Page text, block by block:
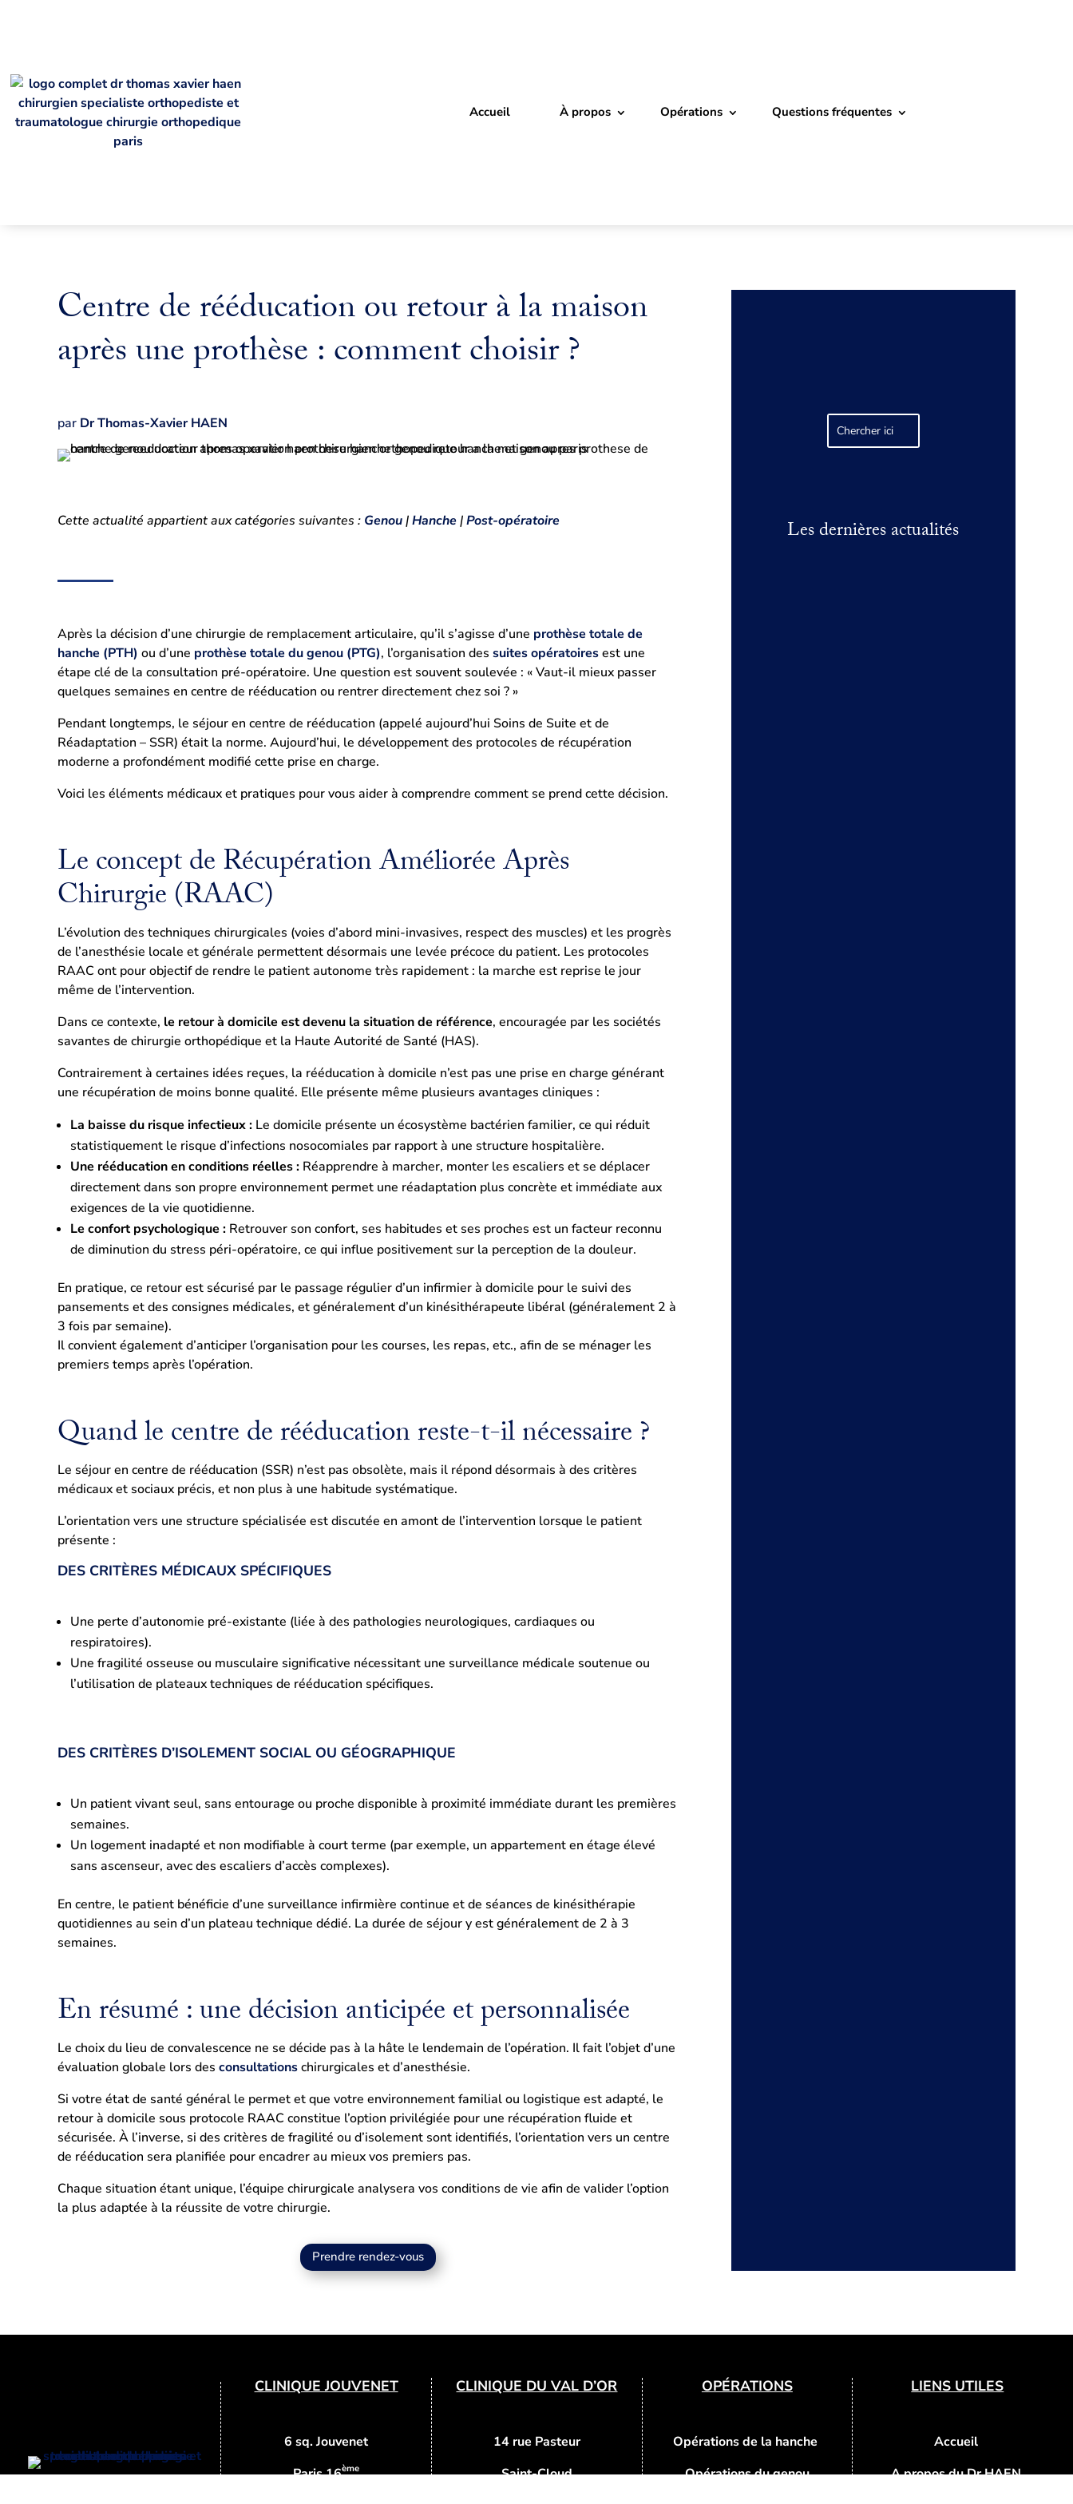
Accueil À propos Opérations Questions fréquentes
Centre de rééducation ou retour à la maison
après une prothèse : comment choisir ?
par Dr Thomas-Xavier HAEN
Cette actualité appartient aux catégories suivantes : Genou|Hanche|Post-opératoire
Après la décision d’une chirurgie de remplacement articulaire, qu’il s’agisse d’une prothèse totale de
hanche (PTH) ou d’une prothèse totale du genou (PTG), l’organisation des suites opératoiresest une
étape clé de la consultation pré-opératoire. Une question est souvent soulevée : « Vaut-il mieux passer
quelques semaines en centre de rééducation ou rentrer directement chez soi ? »
Pendant longtemps, le séjour en centre de rééducation (appelé aujourd’hui Soins de Suite et de
Réadaptation – SSR) était la norme. Aujourd’hui, le développement des protocoles de récupération
moderne a profondément modifié cette prise en charge.
Voici les éléments médicaux et pratiques pour vous aider à comprendre comment se prend cette décision.
Le concept de Récupération Améliorée Après
Chirurgie (RAAC)
L’évolution des techniques chirurgicales (voies d’abord mini-invasives, respect des muscles) et les progrès
de l’anesthésie locale et générale permettent désormais une levée précoce du patient. Les protocoles
RAAC ont pour objectif de rendre le patient autonome très rapidement : la marche est reprise le jour
même de l’intervention.
Dans ce contexte, le retour à domicile est devenu la situation de référence, encouragée par les sociétés
savantes de chirurgie orthopédique et la Haute Autorité de Santé (HAS).
Contrairement à certaines idées reçues, la rééducation à domicile n’est pas une prise en charge générant
une récupération de moins bonne qualité. Elle présente même plusieurs avantages cliniques :
La baisse du risque infectieux : Le domicile présente un écosystème bactérien familier, ce qui réduit
statistiquement le risque d’infections nosocomiales par rapport à une structure hospitalière.
Une rééducation en conditions réelles : Réapprendre à marcher, monter les escaliers et se déplacer
directement dans son propre environnement permet une réadaptation plus concrète et immédiate aux
exigences de la vie quotidienne.
Le confort psychologique : Retrouver son confort, ses habitudes et ses proches est un facteur reconnu
de diminution du stress péri-opératoire, ce qui influe positivement sur la perception de la douleur.
En pratique, ce retour est sécurisé par le passage régulier d’un infirmier à domicile pour le suivi des
pansements et des consignes médicales, et généralement d’un kinésithérapeute libéral (généralement 2 à
3 fois par semaine).
Il convient également d’anticiper l’organisation pour les courses, les repas, etc., afin de se ménager les
premiers temps après l’opération.
Quand le centre de rééducation reste-t-il nécessaire ?
Le séjour en centre de rééducation (SSR) n’est pas obsolète, mais il répond désormais à des critères
médicaux et sociaux précis, et non plus à une habitude systématique.
L’orientation vers une structure spécialisée est discutée en amont de l’intervention lorsque le patient
présente :
DES CRITÈRES MÉDICAUX SPÉCIFIQUES
Une perte d’autonomie pré-existante (liée à des pathologies neurologiques, cardiaques ou
respiratoires).
Une fragilité osseuse ou musculaire significative nécessitant une surveillance médicale soutenue ou
l’utilisation de plateaux techniques de rééducation spécifiques.
DES CRITÈRES D’ISOLEMENT SOCIAL OU GÉOGRAPHIQUE
Un patient vivant seul, sans entourage ou proche disponible à proximité immédiate durant les premières
semaines.
Un logement inadapté et non modifiable à court terme (par exemple, un appartement en étage élevé
sans ascenseur, avec des escaliers d’accès complexes).
En centre, le patient bénéficie d’une surveillance infirmière continue et de séances de kinésithérapie
quotidiennes au sein d’un plateau technique dédié. La durée de séjour y est généralement de 2 à 3
semaines.
En résumé : une décision anticipée et personnalisée
Le choix du lieu de convalescence ne se décide pas à la hâte le lendemain de l’opération. Il fait l’objet d’une
évaluation globale lors des consultationschirurgicales et d’anesthésie.
Si votre état de santé général le permet et que votre environnement familial ou logistique est adapté, le
retour à domicile sous protocole RAAC constitue l’option privilégiée pour une récupération fluide et
sécurisée. À l’inverse, si des critères de fragilité ou d’isolement sont identifiés, l’orientation vers un centre
de rééducation sera planifiée pour encadrer au mieux vos premiers pas.
Chaque situation étant unique, l’équipe chirurgicale analysera vos conditions de vie afin de valider l’option
la plus adaptée à la réussite de votre chirurgie.
Prendre rendez-vous
Les dernières actualités
CLINIQUE JOUVENET
6 sq. Jouvenet
Paris 16ème
CLINIQUE DU VAL D’OR
14 rue Pasteur
Saint-Cloud
OPÉRATIONS
Opérations de la hanche
Opérations du genou
LIENS UTILES
Accueil
A propos du Dr HAEN